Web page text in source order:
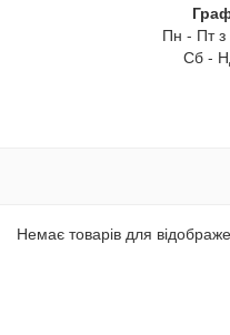
Пн - Пт
Сб -
Немає товарів для